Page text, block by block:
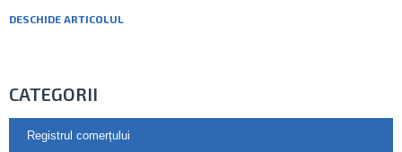
DESCHIDE ARTICOLUL
CATEGORII
Registrul comerțului